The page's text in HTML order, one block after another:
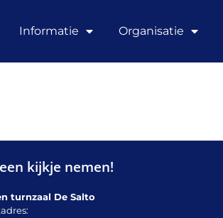
Informatie Organisatie
kijkje nemen!
turnzaal De Salto